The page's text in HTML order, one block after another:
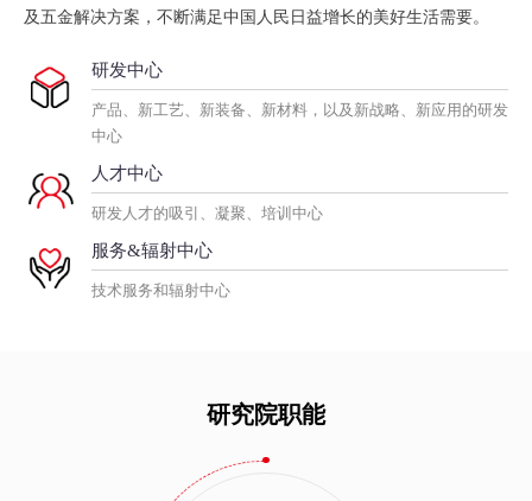
及五金解决方案，不断满足中国人民日益增长的美好生活需要。
研发中心
产品、新工艺、新装备、新材料，以及新战略、新应用的研发
中心
人才中心
研发人才的吸引、凝聚、培训中心
服务&辐射中心
技术服务和辐射中心
研究院职能